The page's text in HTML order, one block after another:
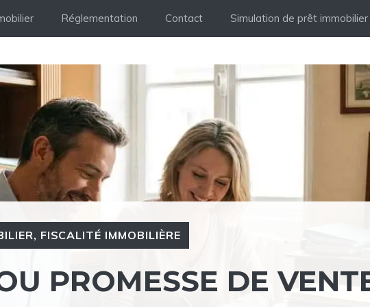
Réglementation Contact Simulation de prêt immobilier
, FISCALITÉ IMMOBILIÈRE
PROMESSE DE